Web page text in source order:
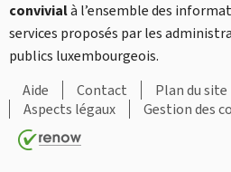
convivialà l’ensemble des
services proposés par les
publics luxembourgeois.
Aide
Contact Plan du site
Aspects légaux
Gestion des